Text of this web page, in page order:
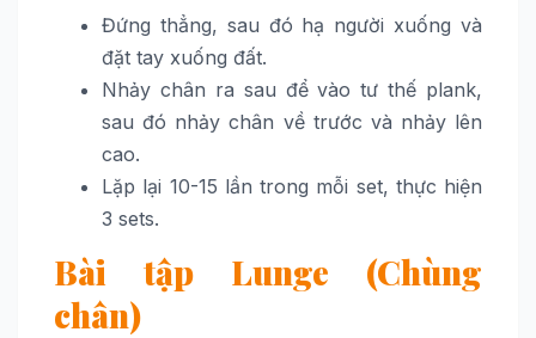
Đứng thẳng, sau đó hạ người xuống và
đặt tay xuống đất.
Nhảy chân ra sau để vào tư thế plank,
sau đó nhảy chân về trước và nhảy lên
cao.
Lặp lại 10-15 lần trong mỗi set, thực hiện
3 sets.
Bài tập Lunge (Chùng
chân)